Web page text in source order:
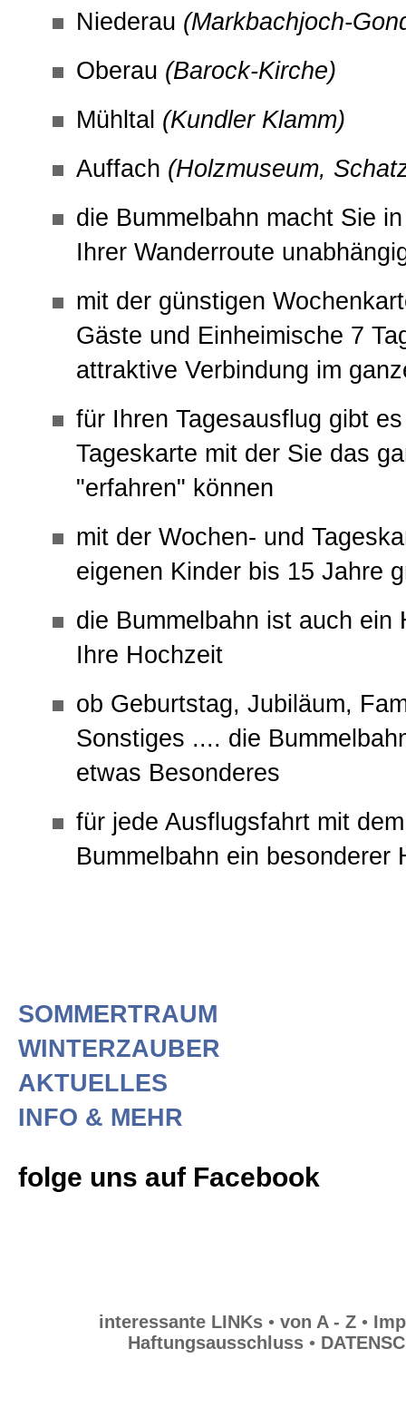
Niederau (Markbachjoch-
Oberau (Barock-Kirche)
Mühltal (Kundler Klamm)
Auffach (Holzmuseum,
die Bummelbahn macht Sie
Ihrer Wanderroute
mit der günstigen
Gäste und Einheimische 7
attraktive Verbindung im
für Ihren Tagesausflug gibt
Tageskarte mit der Sie das
"erfahren" können
mit der Wochen- und
eigenen Kinder bis 15 Jahre
die Bummelbahn ist auch ein
Ihre Hochzeit
ob Geburtstag, Jubiläum,
Sonstiges .... die
etwas Besonderes
für jede Ausflugsfahrt mit
Bummelbahn ein besonderer
SOMMERTRAUM
WINTERZAUBER
AKTUELLES
INFO & MEHR
folge uns auf Facebook
interessante LINKs• von A - Z•
Haftungsausschluss •